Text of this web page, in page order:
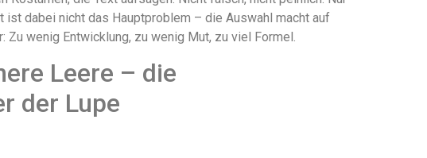
ist dabei nicht das Hauptproblem – die Auswahl macht auf
wenig Entwicklung, zu wenig Mut, zu viel Formel.
Leere – die
der Lupe